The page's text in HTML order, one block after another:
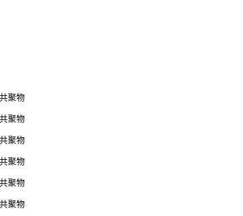
聚物
聚物
聚物
聚物
聚物
聚物